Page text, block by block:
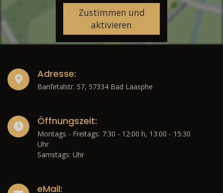
Zustimmen und
aktivieren
Adresse:
Banfetalstr. 57, 57334 Bad Laasphe
Öffnungszeit:
Montags - Freitags: 7:30 - 12:00 h, 13:00 - 15:30
Uhr
Samstags: Uhr
eMail: